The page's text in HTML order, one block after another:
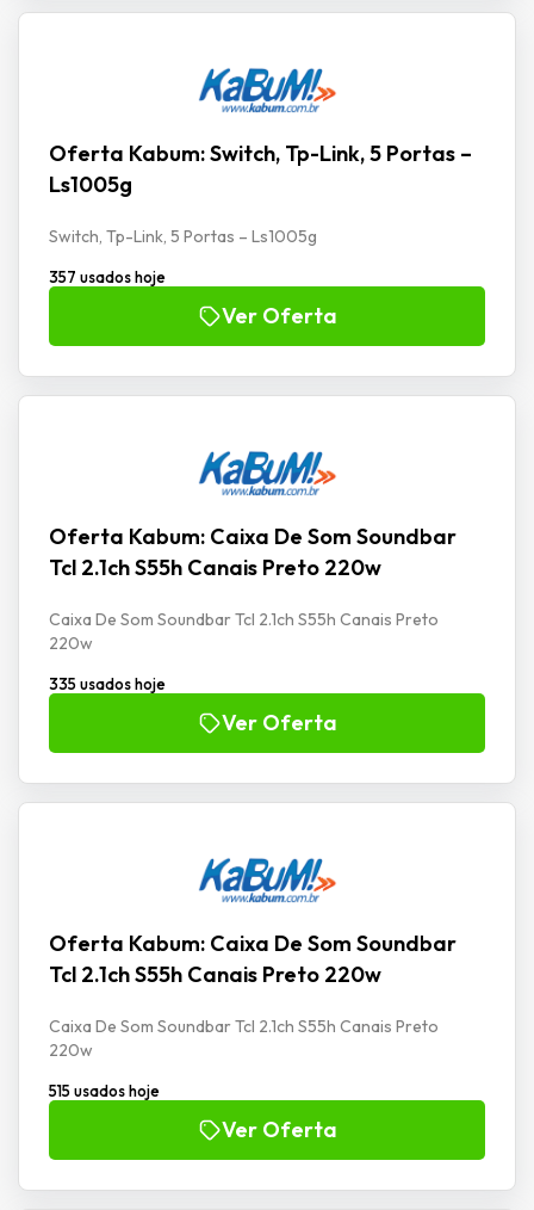
Oferta Kabum: Switch, Tp-Link, 5 Portas –
Ls1005g
Switch, Tp-Link, 5 Portas – Ls1005g
357 usados hoje
Ver Oferta
Oferta Kabum: Caixa De Som Soundbar
Tcl 2.1ch S55h Canais Preto 220w
Caixa De Som Soundbar Tcl 2.1ch S55h Canais Preto
220w
335 usados hoje
Ver Oferta
Oferta Kabum: Caixa De Som Soundbar
Tcl 2.1ch S55h Canais Preto 220w
Caixa De Som Soundbar Tcl 2.1ch S55h Canais Preto
220w
515 usados hoje
Ver Oferta